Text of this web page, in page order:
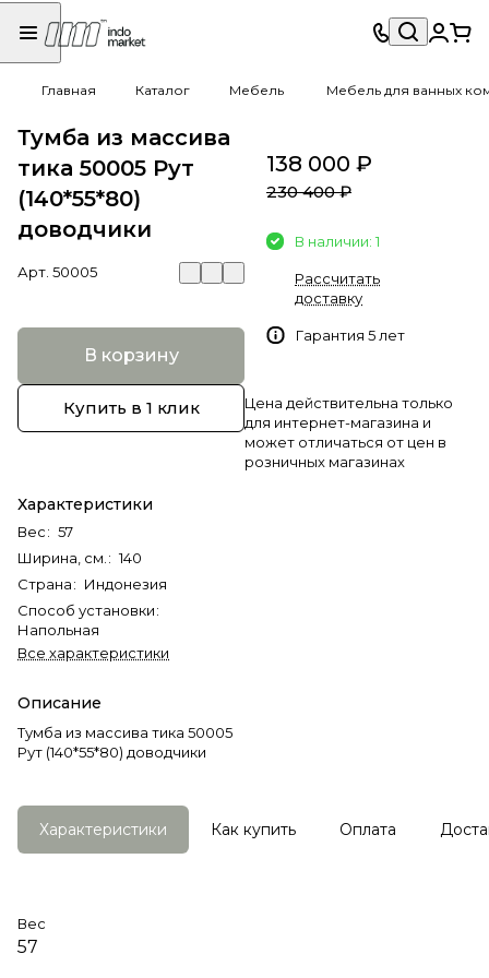
Главная Каталог Мебель Мебель для ванных
Тумба из массива
тика 50005 Рут
(140*55*80)
доводчики
Арт. 50005
В корзину
Купить в 1 клик
Характеристики
Вес: 57
Ширина, см. : 140
Страна: Индонезия
Способ установки:
Напольная
Все характеристики
Описание
Тумба из массива тика 50005
Рут (140*55*80) доводчики
138 000 ₽
230 400 ₽
В наличии: 1
Рассчитать
доставку
Гарантия 5 лет
Цена действительна только
для интернет-магазина и
может отличаться от цен в
розничных магазинах
Характеристики Как купить Оплата
Вес
57